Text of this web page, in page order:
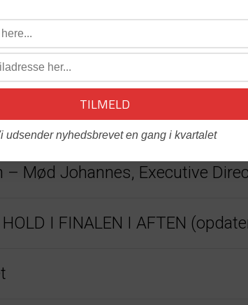
Mød Johannes, Executive
I FINALEN I AFTEN
udsender nyhedsbrevet en gang i kvartalet